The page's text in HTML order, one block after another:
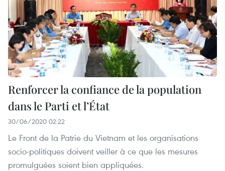
Renforcer la confiance de la population
dans le Parti et l’État
30/06/2020 02:22
Le Front de la Patrie du Vietnam et les organisations
socio-politiques doivent veiller à ce que les mesures
promulguées soient bien appliquées.